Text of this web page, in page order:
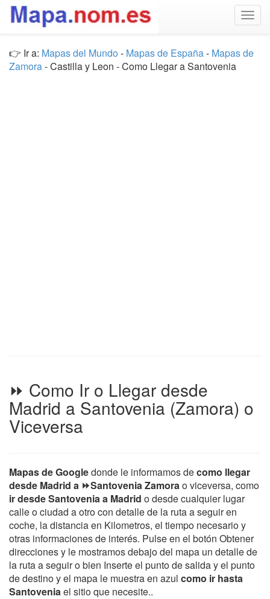
👉 Ir a: Mapas del Mundo - Mapas de España- Mapas de
Zamora- Castilla y Leon - Como Llegar a Santovenia
⏩ Como Ir o Llegar desde
Madrid a Santovenia (Zamora) o
Viceversa
Mapas de Googledonde le informamos decomo llegar
desde Madrid a ⏩Santovenia Zamorao viceversa, como
ir desde Santovenia a Madrid o desde cualquier lugar
calle o ciudad a otro con detalle de la ruta a seguir en
coche, la distancia en Kilometros, el tiempo necesario y
otras informaciones de interés. Pulse en el botón Obtener
direcciones y le mostramos debajo del mapa un detalle de
la ruta a seguir o bien Inserte el punto de salida y el punto
de destino y el mapa le muestra en azul como ir hasta
Santoveniael sitio que necesite..